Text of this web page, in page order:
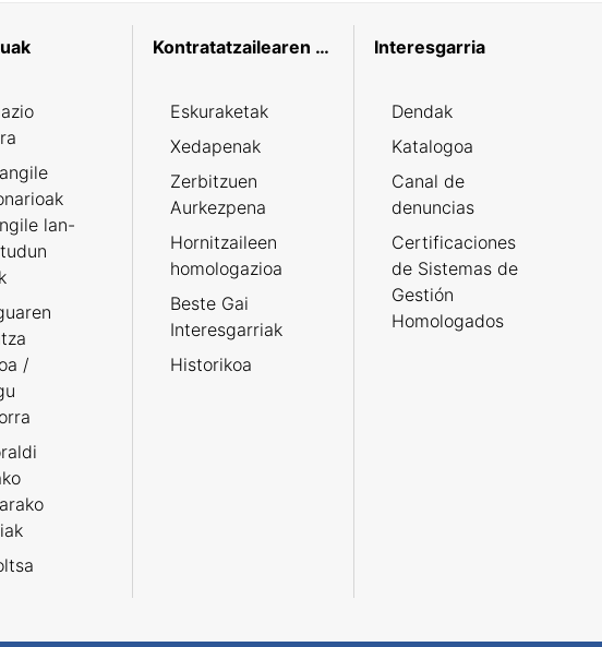
lan-
/
Kontratatzailearen profila
Eskuraketak
Xedapenak
Zerbitzuen
Aurkezpena
Hornitzaileen
homologazioa
Beste Gai
Interesgarriak
Historikoa
Interesgarria
Dendak
Katalogoa
Canal de
denuncias
Certificaciones
de Sistemas de
Gestión
Homologados